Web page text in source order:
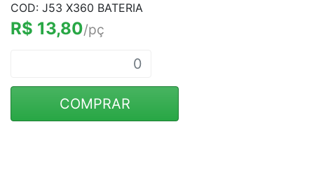
COD: J53 X360 BATERIA
R$ 13,80/pç
COMPRAR